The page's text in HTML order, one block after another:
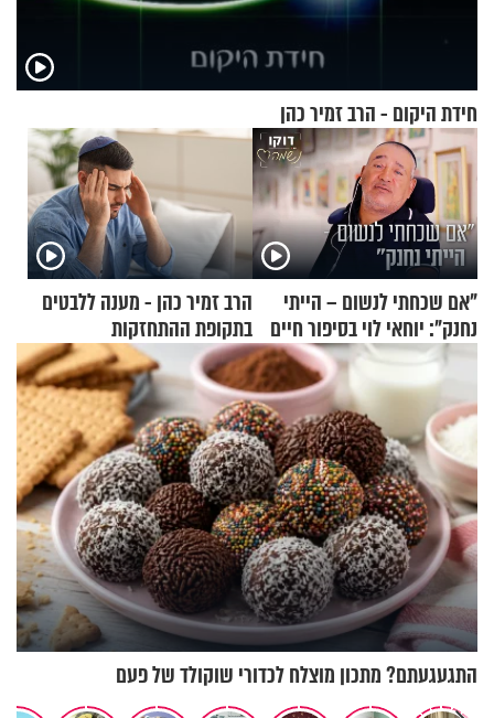
חידת היקום - הרב זמיר כהן
"אם שכחתי לנשום – הייתי
נחנק": יוחאי לוי בסיפור חיים
מעורר השראה
הרב זמיר כהן - מענה ללבטים
בתקופת ההתחזקות
התגעגעתם? מתכון מוצלח לכדורי שוקולד של פעם